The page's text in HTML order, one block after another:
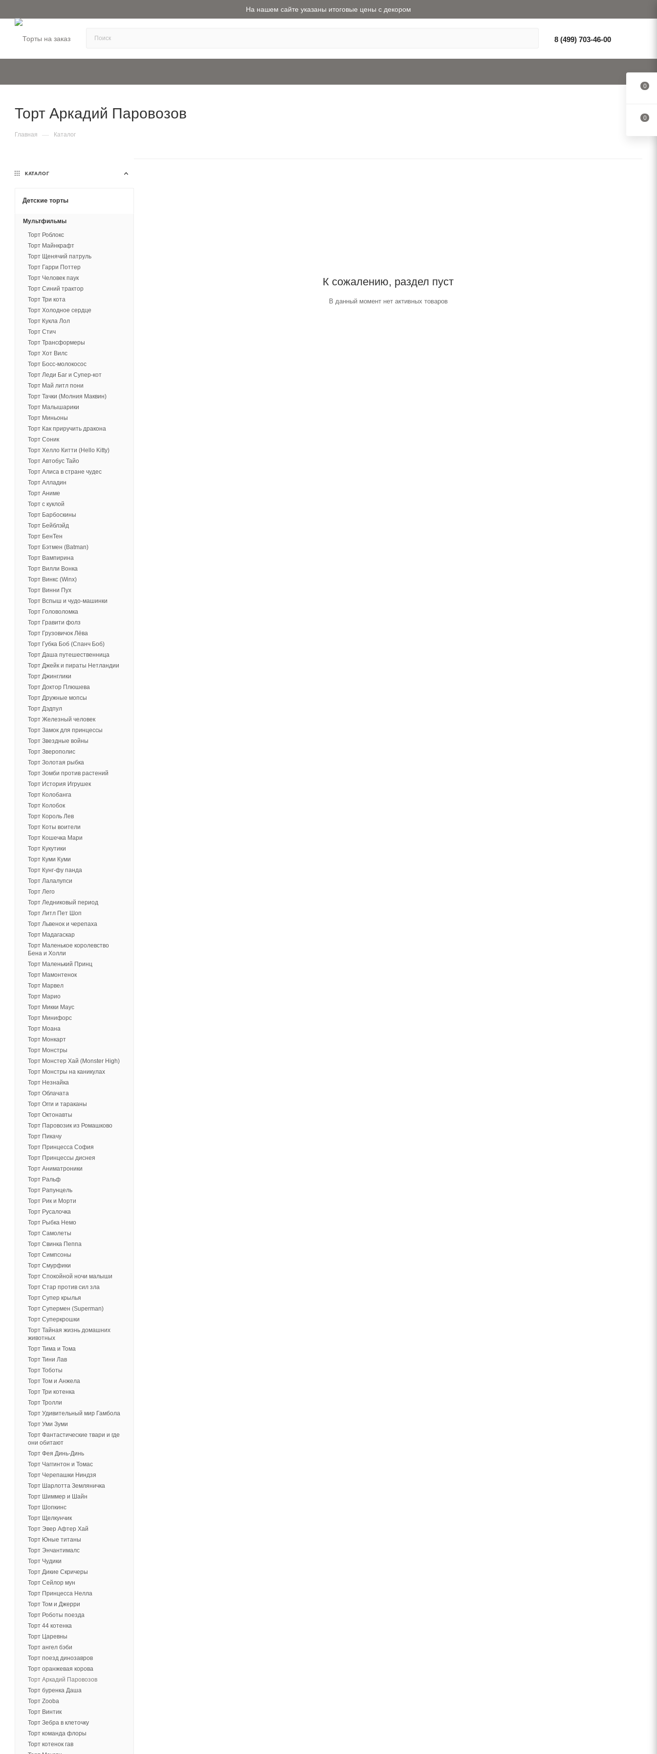
На нашем сайте указаны итоговые цены с декором
8 (499) 703-46-00
Торт Аркадий Паровозов
Главная — Каталог
К сожалению, раздел пуст
В данный момент нет активных товаров
КАТАЛОГ
Детские торты
Мультфильмы
Торт Роблокс
Торт Майнкрафт
Торт Щенячий патруль
Торт Гарри Поттер
Торт Человек паук
Торт Синий трактор
Торт Три кота
Торт Холодное сердце
Торт Кукла Лол
Торт Стич
Торт Трансформеры
Торт Хот Вилс
Торт Босс-молокосос
Торт Леди Баг и Супер-кот
Торт Май литл пони
Торт Тачки (Молния Маквин)
Торт Малышарики
Торт Миньоны
Торт Как приручить дракона
Торт Соник
Торт Хелло Китти (Hello Kitty)
Торт Автобус Тайо
Торт Алиса в стране чудес
Торт Алладин
Торт Аниме
Торт с куклой
Торт Барбоскины
Торт Бейблэйд
Торт БенТен
Торт Бэтмен (Batman)
Торт Вампирина
Торт Вилли Вонка
Торт Винкс (Winx)
Торт Винни Пух
Торт Вспыш и чудо-машинки
Торт Головоломка
Торт Гравити фолз
Торт Грузовичок Лёва
Торт Губка Боб (Спанч Боб)
Торт Даша путешественница
Торт Джейк и пираты Нетландии
Торт Джинглики
Торт Доктор Плюшева
Торт Дружные мопсы
Торт Дэдпул
Торт Железный человек
Торт Замок для принцессы
Торт Звездные войны
Торт Зверополис
Торт Золотая рыбка
Торт Зомби против растений
Торт История Игрушек
Торт Колобанга
Торт Колобок
Торт Король Лев
Торт Коты воители
Торт Кошечка Мари
Торт Кукутики
Торт Куми Куми
Торт Кунг-фу панда
Торт Лалалупси
Торт Лего
Торт Ледниковый период
Торт Литл Пет Шоп
Торт Львенок и черепаха
Торт Мадагаскар
Торт Маленькое королевство
Бена и Холли
Торт Маленький Принц
Торт Мамонтенок
Торт Марвел
Торт Марио
Торт Микки Маус
Торт Минифорс
Торт Моана
Торт Монкарт
Торт Монстры
Торт Монстер Хай (Monster High)
Торт Монстры на каникулах
Торт Незнайка
Торт Облачата
Торт Огги и тараканы
Торт Октонавты
Торт Паровозик из Ромашково
Торт Пикачу
Торт Принцесса София
Торт Принцессы диснея
Торт Аниматроники
Торт Ральф
Торт Рапунцель
Торт Рик и Морти
Торт Русалочка
Торт Рыбка Немо
Торт Самолеты
Торт Свинка Пеппа
Торт Симпсоны
Торт Смурфики
Торт Спокойной ночи малыши
Торт Стар против сил зла
Торт Супер крылья
Торт Супермен (Superman)
Торт Суперкрошки
Торт Тайная жизнь домашних
животных
Торт Тима и Тома
Торт Тини Лав
Торт Тоботы
Торт Том и Анжела
Торт Три котенка
Торт Тролли
Торт Удивительный мир Гамбола
Торт Уми Зуми
Торт Фантастические твари и где
они обитают
Торт Фея Динь-Динь
Торт Чаггинтон и Томас
Торт Черепашки Ниндзя
Торт Шарлотта Земляничка
Торт Шиммер и Шайн
Торт Шопкинс
Торт Щелкунчик
Торт Эвер Афтер Хай
Торт Юные титаны
Торт Энчантималс
Торт Чудики
Торт Дикие Скричеры
Торт Сейлор мун
Торт Принцесса Нелла
Торт Том и Джерри
Торт Роботы поезда
Торт 44 котенка
Торт Царевны
Торт ангел бэби
Торт поезд динозавров
Торт оранжевая корова
Торт Аркадий Паровозов
Торт буренка Даша
Торт Zooba
Торт Винтик
Торт Зебра в клеточку
Торт команда флоры
Торт котенок гав
0
0